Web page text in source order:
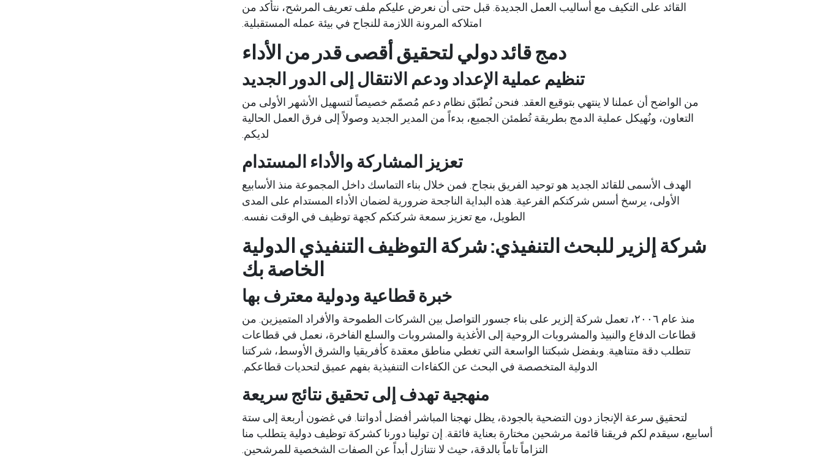
القائد على التكيف مع أساليب العمل الجديدة. قبل حتى أن نعرض عليكم ملف تعريف المرشح، نتأكد من
امتلاكه المرونة اللازمة للنجاح في بيئة عمله المستقبلية.
دمج قائد دولي لتحقيق أقصى قدر من الأداء
تنظيم عملية الإعداد ودعم الانتقال إلى الدور الجديد
من الواضح أن عملنا لا ينتهي بتوقيع العقد. فنحن نُطبّق نظام دعم مُصمّم خصيصاً لتسهيل الأشهر الأولى من
التعاون، ونُهيكل عملية الدمج بطريقة تُطمئن الجميع، بدءاً من المدير الجديد وصولاً إلى فرق العمل الحالية
لديكم.
تعزيز المشاركة والأداء المستدام
الهدف الأسمى للقائد الجديد هو توحيد الفريق بنجاح. فمن خلال بناء التماسك داخل المجموعة منذ الأسابيع
الأولى، يرسخ أسس شركتكم الفرعية. هذه البداية الناجحة ضرورية لضمان الأداء المستدام على المدى
الطويل، مع تعزيز سمعة شركتكم كجهة توظيف في الوقت نفسه.
شركة إلزير للبحث التنفيذي: شركة التوظيف التنفيذي الدولية
الخاصة بك
خبرة قطاعية ودولية معترف بها
منذ عام ٢٠٠٦، تعمل شركة إلزير على بناء جسور التواصل بين الشركات الطموحة والأفراد المتميزين. من
قطاعات الدفاع والنبيذ والمشروبات الروحية إلى الأغذية والمشروبات والسلع الفاخرة، نعمل في قطاعات
تتطلب دقة متناهية. وبفضل شبكتنا الواسعة التي تغطي مناطق معقدة كأفريقيا والشرق الأوسط، شركتنا
الدولية المتخصصة في البحث عن الكفاءات التنفيذية بفهم عميق لتحديات قطاعكم.
منهجية تهدف إلى تحقيق نتائج سريعة
لتحقيق سرعة الإنجاز دون التضحية بالجودة، يظل نهجنا المباشر أفضل أدواتنا. في غضون أربعة إلى ستة
أسابيع، سيقدم لكم فريقنا قائمة مرشحين مختارة بعناية فائقة. إن تولينا دورنا كشركةتوظيف دولية يتطلب منا
التزاماً تاماً بالدقة، حيث لا نتنازل أبداً عن الصفات الشخصية للمرشحين.